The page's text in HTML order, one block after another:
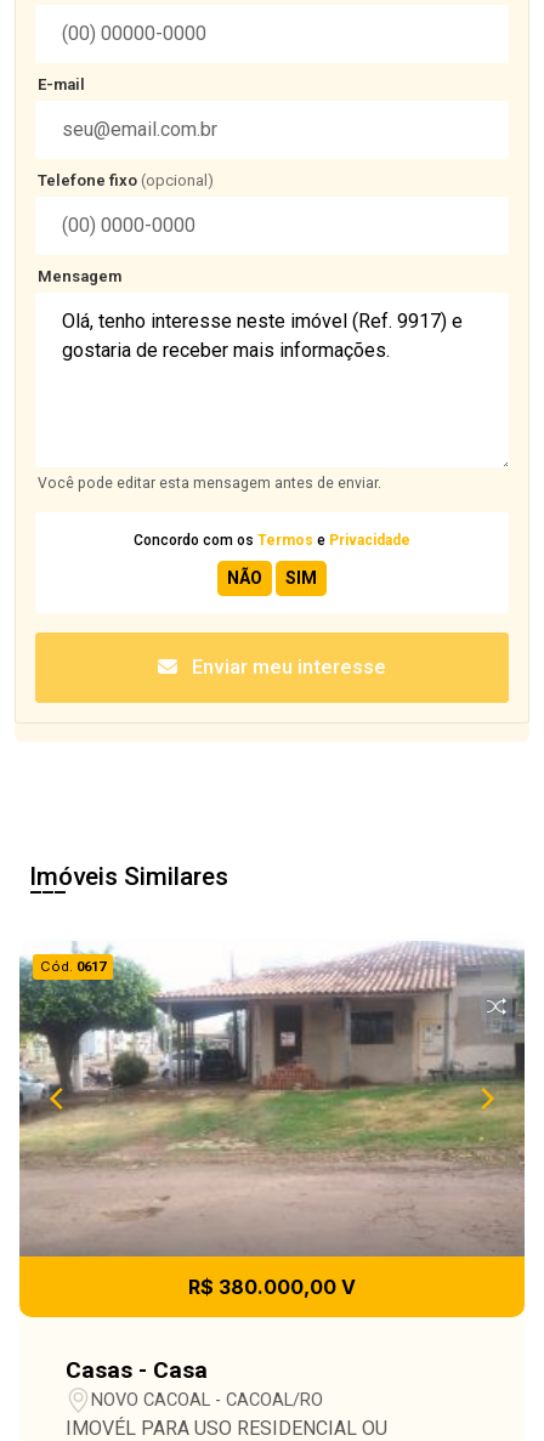
E-mail
Telefone fixo (opcional)
Mensagem
Você pode editar esta mensagem antes de enviar.
Concordo com os Termos e Privacidade
Enviar meu interesse
Imóveis Similares
Cód. 0617
R$ 380.000,00 V
Casas - Casa
NOVO CACOAL - CACOAL/RO
IMOVÉL PARA USO RESIDENCIAL OU